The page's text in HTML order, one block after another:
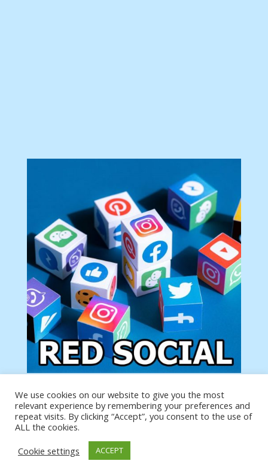
Tu anuncio va aquí
Podemos poner tu anuncio aquí con un link de tu
producto o página
We use cookies on our website to give you the most
relevant experience by remembering your preferences and
repeat visits. By clicking “Accept”, you consent to the use of
ALL the cookies.
Cookie settings
ACCEPT
https://analytics.google.com/analytics/web/?